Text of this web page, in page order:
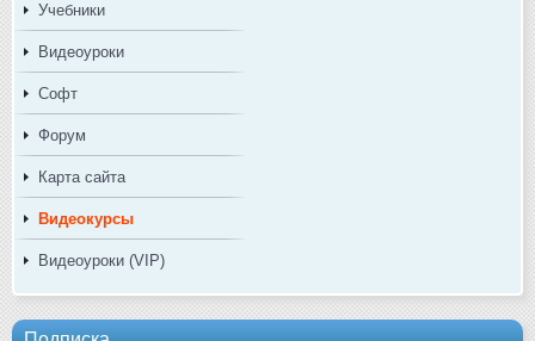
Учебники
Видеоуроки
Софт
Форум
Карта сайта
Видеокурсы
Видеоуроки (VIP)